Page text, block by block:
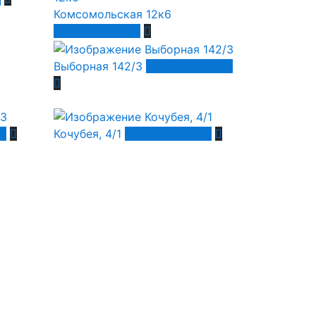
Комсомольская 12к6
Выборная 142/3
Кочубея, 4/1